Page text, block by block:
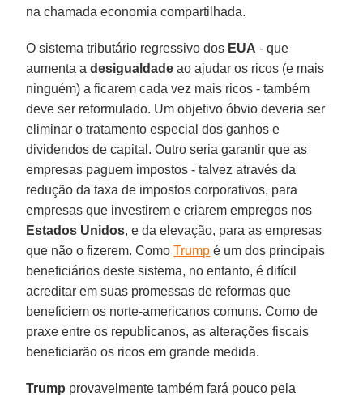
na chamada economia compartilhada.
O sistema tributário regressivo dos EUA - que
aumenta adesigualdade ao ajudar os ricos (e mais
ninguém) a ficarem cada vez mais ricos - também
deve ser reformulado. Um objetivo óbvio deveria ser
eliminar o tratamento especial dos ganhos e
dividendos de capital. Outro seria garantir que as
empresas paguem impostos - talvez através da
redução da taxa de impostos corporativos, para
empresas que investirem e criarem empregos nos
Estados Unidos, e da elevação, para as empresas
que não o fizerem. ComoTrump é um dos principais
beneficiários deste sistema, no entanto, é difícil
acreditar em suas promessas de reformas que
beneficiem os norte-americanos comuns. Como de
praxe entre os republicanos, as alterações fiscais
beneficiarão os ricos em grande medida.
Trump provavelmente também fará pouco pela